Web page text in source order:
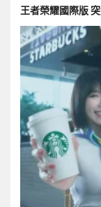
王者榮耀國際版